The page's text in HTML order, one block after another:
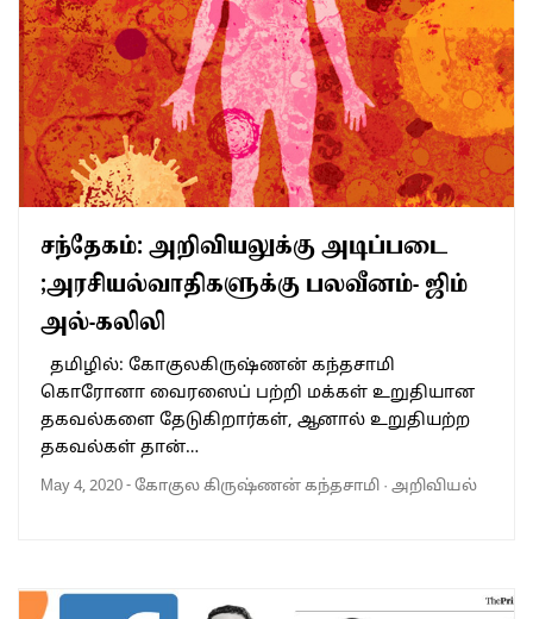
சந்தேகம்: அறிவியலுக்கு அடிப்படை
;அரசியல்வாதிகளுக்கு பலவீனம்- ஜிம்
அல்-கலிலி
தமிழில்: கோகுலகிருஷ்ணன் கந்தசாமி
கொரோனா வைரஸைப் பற்றி மக்கள் உறுதியான
தகவல்களை தேடுகிறார்கள், ஆனால் உறுதியற்ற
தகவல்கள் தான்…
May 4, 2020-கோகுல கிருஷ்ணன் கந்தசாமி · அறிவியல்